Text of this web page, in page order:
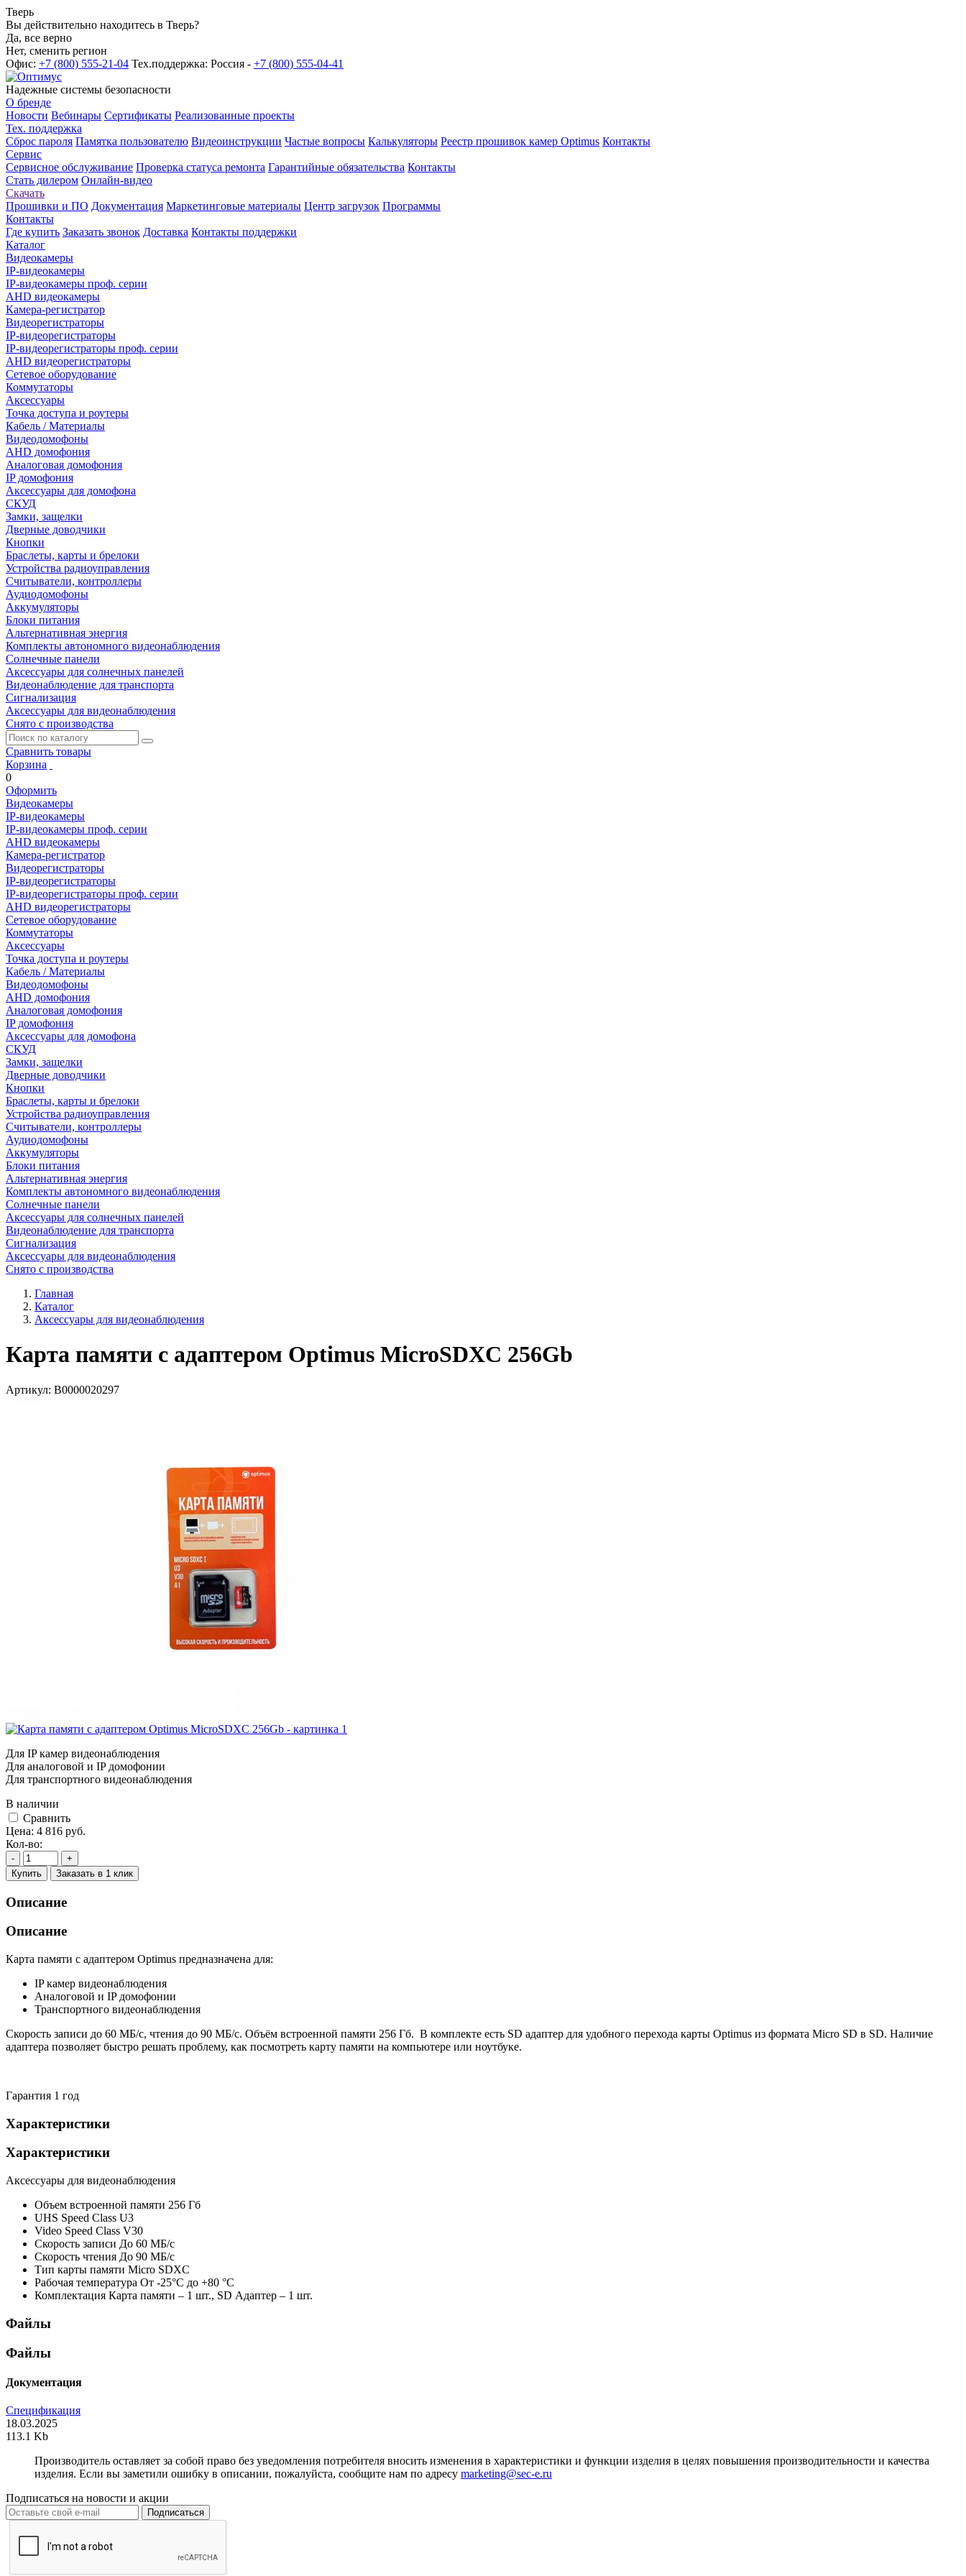
Тверь
Вы действительно находитесь в Тверь?
Да, все верно
Нет, сменить регион
Офис: +7 (800) 555-21-04 Тех.поддержка: Россия - +7 (800) 555-04-41
Надежные системы безопасности
О бренде
Новости Вебинары Сертификаты Реализованные проекты
Тех. поддержка
Сброс пароля Памятка пользователю Видеоинструкции Частые вопросы Калькуляторы Реестр прошивок камер Optimus Контакты
Сервис
Сервисное обслуживание Проверка статуса ремонта Гарантийные обязательства Контакты
Стать дилером Онлайн-видео
Скачать
Прошивки и ПО Документация Маркетинговые материалы Центр загрузок Программы
Контакты
Где купить Заказать звонок Доставка Контакты поддержки
Каталог
Видеокамеры
IP-видеокамеры
IP-видеокамеры проф. серии
AHD видеокамеры
Камера-регистратор
Видеорегистраторы
IP-видеорегистраторы
IP-видеорегистраторы проф. серии
AHD видеорегистраторы
Сетевое оборудование
Коммутаторы
Аксессуары
Точка доступа и роутеры
Кабель / Материалы
Видеодомофоны
AHD домофония
Аналоговая домофония
IP домофония
Аксессуары для домофона
СКУД
Замки, защелки
Дверные доводчики
Кнопки
Браслеты, карты и брелоки
Устройства радиоуправления
Считыватели, контроллеры
Аудиодомофоны
Аккумуляторы
Блоки питания
Альтернативная энергия
Комплекты автономного видеонаблюдения
Солнечные панели
Аксессуары для солнечных панелей
Видеонаблюдение для транспорта
Сигнализация
Аксессуары для видеонаблюдения
Снято с производства
Сравнить товары
Корзина
0
Оформить
Видеокамеры
IP-видеокамеры
IP-видеокамеры проф. серии
AHD видеокамеры
Камера-регистратор
Видеорегистраторы
IP-видеорегистраторы
IP-видеорегистраторы проф. серии
AHD видеорегистраторы
Сетевое оборудование
Коммутаторы
Аксессуары
Точка доступа и роутеры
Кабель / Материалы
Видеодомофоны
AHD домофония
Аналоговая домофония
IP домофония
Аксессуары для домофона
СКУД
Замки, защелки
Дверные доводчики
Кнопки
Браслеты, карты и брелоки
Устройства радиоуправления
Считыватели, контроллеры
Аудиодомофоны
Аккумуляторы
Блоки питания
Альтернативная энергия
Комплекты автономного видеонаблюдения
Солнечные панели
Аксессуары для солнечных панелей
Видеонаблюдение для транспорта
Сигнализация
Аксессуары для видеонаблюдения
Снято с производства
Главная
Каталог
Аксессуары для видеонаблюдения
Карта памяти с адаптером Optimus MicroSDXC 256Gb
Артикул: В0000020297
Для IP камер видеонаблюдения
Для аналоговой и IP домофонии
Для транспортного видеонаблюдения
В наличии
Cравнить
Цена: 4 816 руб.
Кол-во:
-
+
Купить
Заказать в 1 клик
Описание
Описание
Карта памяти с адаптером Optimus предназначена для:
IP камер видеонаблюдения
Аналоговой и IP домофонии
Транспортного видеонаблюдения
Скорость записи до 60 МБ/с, чтения до 90 МБ/с. Объём встроенной памяти 256 Гб. В комплекте есть SD адаптер для удобного перехода карты Optimus из формата Micro SD в SD. Наличие
адаптера позволяет быстро решать проблему, как посмотреть карту памяти на компьютере или ноутбуке.
Гарантия 1 год
Характеристики
Характеристики
Аксессуары для видеонаблюдения
Объем встроенной памяти 256 Гб
UHS Speed Class U3
Video Speed Class V30
Скорость записи До 60 МБ/с
Скорость чтения До 90 МБ/с
Тип карты памяти Micro SDXC
Рабочая температура От -25°C до +80 °C
Комплектация Карта памяти – 1 шт., SD Адаптер – 1 шт.
Файлы
Файлы
Документация
Спецификация
18.03.2025
113.1 Kb
Производитель оставляет за собой право без уведомления потребителя вносить изменения в характеристики и функции изделия в целях повышения производительности и качества
изделия. Если вы заметили ошибку в описании, пожалуйста, сообщите нам по адресу marketing@sec-e.ru
Подписаться на новости и акции
Подписаться